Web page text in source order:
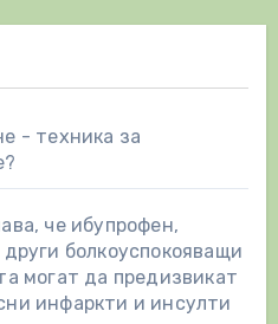
- техника за
че ибупрофен,
болкоуспокояващи
могат да предизвикат
инфаркти и инсулти